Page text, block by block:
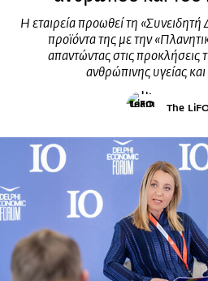
Η εταιρεία προωθεί τη «Συνειδητή
προϊόντα της με την
απαντώντας στις προκλήσεις
ανθρώπινης υγείας
The